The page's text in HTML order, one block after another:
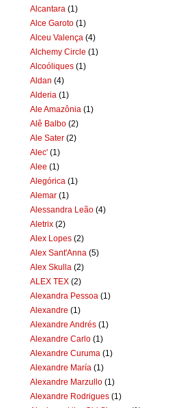
Alcantara (1)
Alce Garoto (1)
Alceu Valença (4)
Alchemy Circle (1)
Alcoóliques (1)
Aldan (4)
Alderia (1)
Ale Amazônia (1)
Alê Balbo (2)
Ale Sater (2)
Alec' (1)
Alee (1)
Alegórica (1)
Alemar (1)
Alessandra Leão (4)
Aletrix (2)
Alex Lopes (2)
Alex Sant'Anna (5)
Alex Skulla (2)
ALEX TEX (2)
Alexandra Pessoa (1)
Alexandre (1)
Alexandre Andrés (1)
Alexandre Carlo (1)
Alexandre Curuma (1)
Alexandre María (1)
Alexandre Marzullo (1)
Alexandre Rodrigues (1)